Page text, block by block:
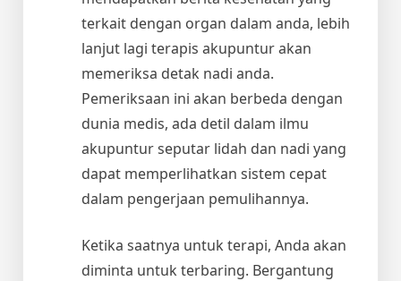
terkait dengan organ dalam anda, lebih
lanjut lagi terapis akupuntur akan
memeriksa detak nadi anda.
Pemeriksaan ini akan berbeda dengan
dunia medis, ada detil dalam ilmu
akupuntur seputar lidah dan nadi yang
dapat memperlihatkan sistem cepat
dalam pengerjaan pemulihannya.
Ketika saatnya untuk terapi, Anda akan
diminta untuk terbaring. Bergantung